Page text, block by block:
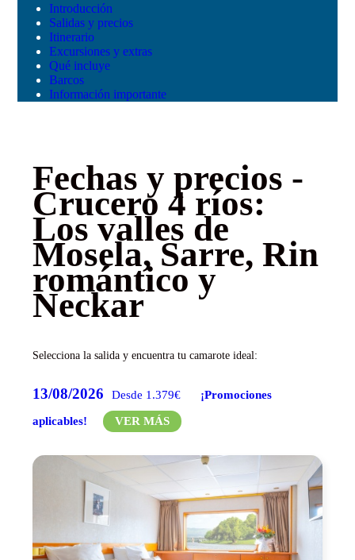
Introducción
Salidas y precios
Itinerario
Excursiones y extras
Qué incluye
Barcos
Información importante
Fechas y precios -
Crucero 4 ríos:
Los valles de
Mosela, Sarre, Rin
romántico y
Neckar
Selecciona la salida y encuentra tu camarote ideal:
13/08/2026 Desde 1.379€ ¡Promociones
aplicables! VER MÁS